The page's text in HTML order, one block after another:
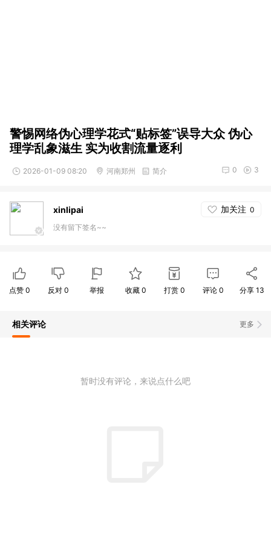
警惕网络伪心理学花式“贴标签”误导大众 伪心
理学乱象滋生 实为收割流量逐利
2026-01-09 08:20 河南郑州 简介 3
0
xinlipai 加关注 0
没有留下签名~~
点赞 0 反对 0 举报 收藏 0 打赏 0 评论 0 分享 13
更多
相关评论
暂时没有评论，来说点什么吧